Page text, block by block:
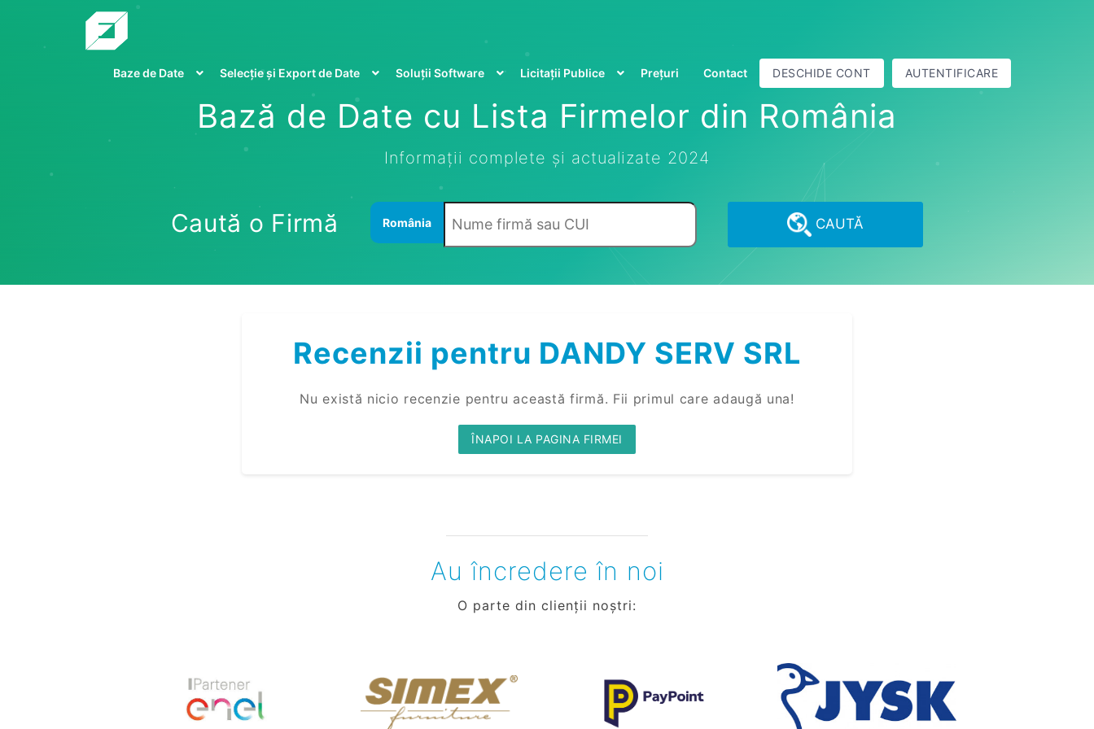
Baze de Date Selecție și Export de Date Soluții Software Licitații Publice Prețuri Contact DESCHIDE CONT AUTENTIFICARE
Bază de Date cu Lista Firmelor din România
Informații complete și actualizate 2024
Caută o Firmă România CAUTĂ
Recenzii pentru DANDY SERV SRL
Nu există nicio recenzie pentru această firmă. Fii primul care adaugă una!
ÎNAPOI LA PAGINA FIRMEI
Au încredere în noi
O parte din clienții noștri: